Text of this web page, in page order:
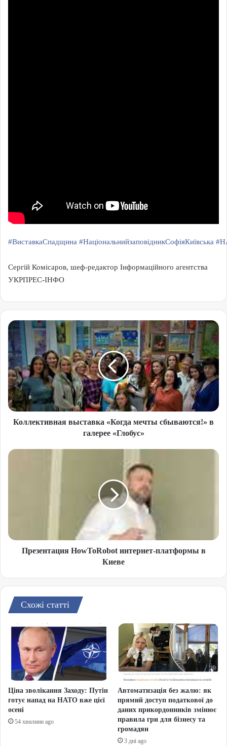
#ВиставкаСпадщина #НаціональнийзаповідникСофіяКиївська
Сергій Комісаров, шеф-редактор Інформаційного агентства
УКРПРЕС-ІНФО
Коллективная выставка «Когда мечты сбываются!» в
галерее «Глобус»
Презентация HowToRobot интернет-платформы в
Киеве
Схожі статті
Ціна зволікання Заходу: Путін
готує напад на НАТО вже цієї
осені
54 хвилини ago
Автоматизація без жалю: як
прямий доступ податкової до
даних прикордонників змінює
правила гри для бізнесу та
громадян
3 дні ago